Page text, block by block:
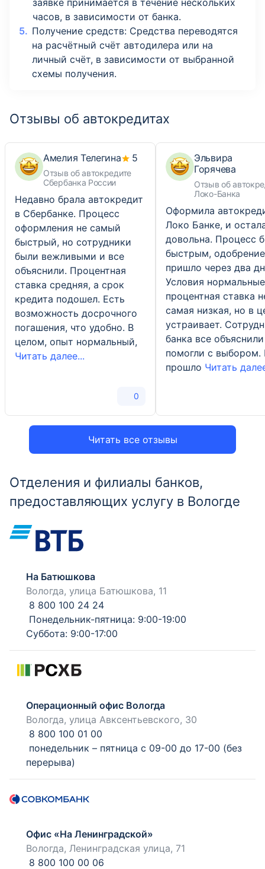
заявке принимается в течение нескольких
часов, в зависимости от банка.
Получение средств: Средства переводятся
на расчётный счёт автодилера или на
личный счёт, в зависимости от выбранной
схемы получения.
Отзывы об автокредитах
Читать все отзывы
Амелия Телегина
Отзыв об автокредите
Сбербанка России
5
Недавно брала автокредит
в Сбербанке. Процесс
оформления не самый
быстрый, но сотрудники
были вежливыми и все
объяснили. Процентная
ставка средняя, а срок
кредита подошел. Есть
возможность досрочного
погашения, что удобно. В
целом, опыт нормальный,
Читать далее...
0
Эльвира
Горячева
Отзыв об
Локо-Банка
Оформила
Локо Банке, и
довольна. Процесс
быстрым, одобрение
пришло через два
Условия
процентная ставка
самая низкая, но в
устраивает.
банка все
помогли с выбором.
прошло Читать
Отделения и филиалы банков,
предоставляющих услугу в Вологде
На Батюшкова
Вологда, улица Батюшкова, 11
8 800 100 24 24
Понедельник-пятница: 9:00-19:00
Суббота: 9:00-17:00
Операционный офис Вологда
Вологда, улица Авксентьевского, 30
8 800 100 01 00
понедельник – пятница с 09-00 до 17-00 (без
перерыва)
Офис «На Ленинградской»
Вологда, Ленинградская улица, 71
8 800 100 00 06